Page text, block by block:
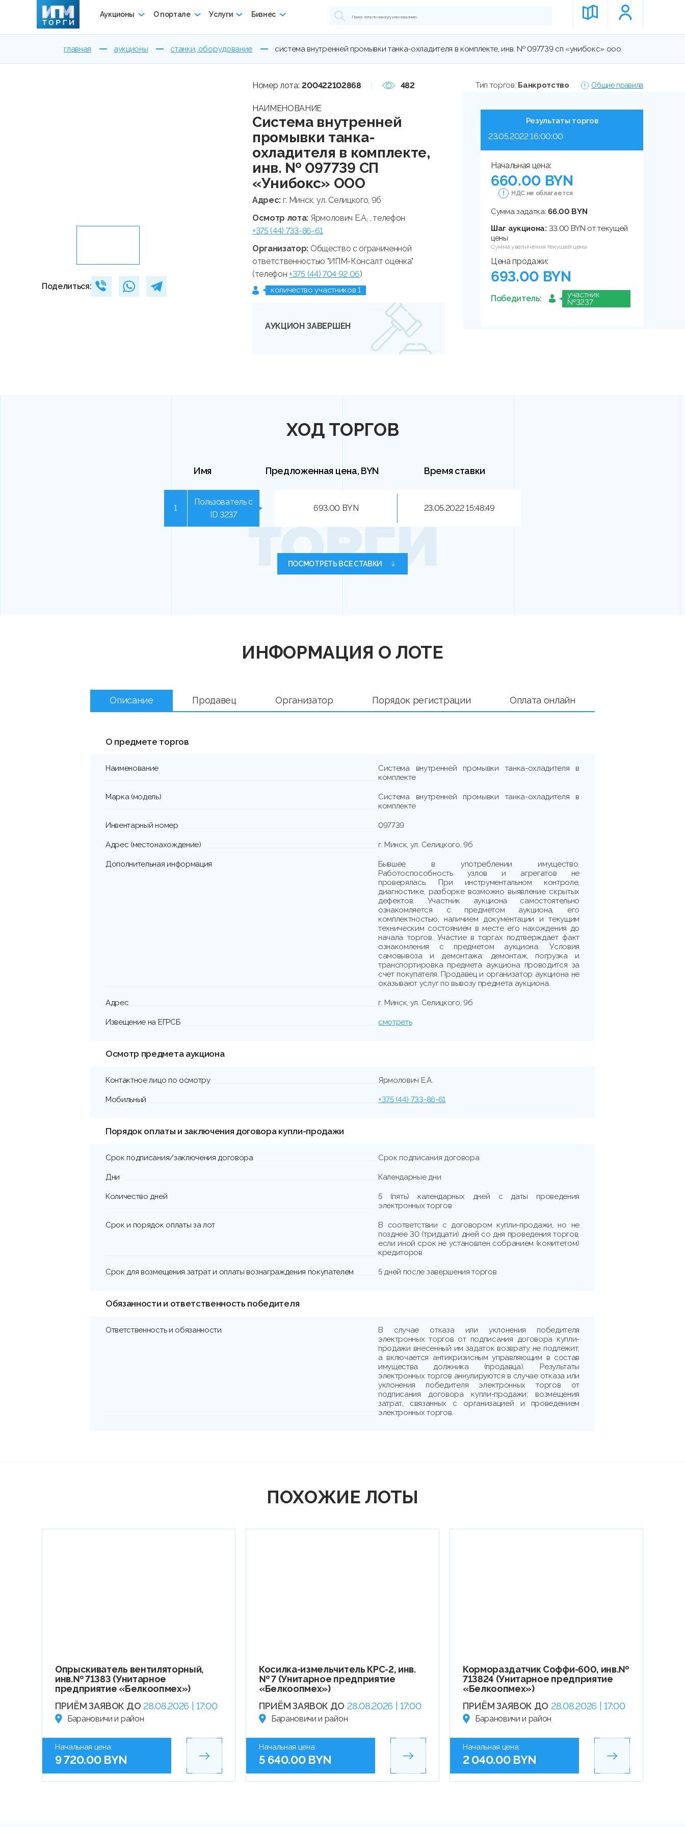
Аукционы О портале Услуги Бизнес
главная аукционы станки, оборудование система внутренней промывки танка-охладителя в комплекте, инв. № 097739 сп «унибокс» ооо
Поделиться:
Номер лота: 200422102868 482
НАИМЕНОВАНИЕ
Система внутренней
промывки танка-
охладителя в комплекте,
инв. № 097739 СП
«Унибокс» ООО
Адрес: г. Минск, ул. Селицкого, 9б
Осмотр лота: Ярмолович Е.А. , телефон
+375 (44) 733-86-61
Организатор: Общество с ограниченной
ответственностью "ИПМ-Консалт оценка"
(телефон+375 (44) 704 92 06)
количество участников 1
АУКЦИОН ЗАВЕРШЕН
Тип торгов: Банкротство Общие правила
Результаты торгов
23.05.2022 16:00:00
Начальная цена:
660.00 BYN
НДС не облагается
Сумма задатка:66.00 BYN
Шаг аукциона: 33.00 BYN от текущей
цены
Сумма увеличения текущей цены
Цена продажи:
693.00 BYN
Победитель:
участник
№3237
ХОД ТОРГОВ
Имя Предложенная цена, BYN Время ставки
1
Пользователь с
ID 3237
693.00 BYN 23.05.2022 15:48:49
ПОСМОТРЕТЬ ВСЕ СТАВКИ
ИНФОРМАЦИЯ О ЛОТЕ
Описание Продавец Организатор Порядок регистрации Оплата онлайн
О предмете торгов
Наименование
Система внутренней промывки танка-охладителя в
комплекте
Марка (модель)
Система внутренней промывки танка-охладителя в
комплекте
Инвентарный номер 097739
Адрес (местонахождение) г. Минск, ул. Селицкого, 9б
Дополнительная информация
Бывшее в употреблении имущество.
Работоспособность узлов и агрегатов не
проверялась. При инструментальном контроле,
диагностике, разборке возможно выявление скрытых
дефектов. Участник аукциона самостоятельно
ознакомляется с предметом аукциона, его
комплектностью, наличием документации и текущим
техническим состоянием в месте его нахождения до
начала торгов. Участие в торгах подтверждает факт
ознакомления с предметом аукциона. Условия
самовывоза и демонтажа: демонтаж, погрузка и
транспортировка предмета аукциона проводится за
счет покупателя. Продавец и организатор аукциона не
оказывают услуг по вывозу предмета аукциона.
Адрес г. Минск, ул. Селицкого, 9б
Извещение на ЕГРСБ смотреть
Осмотр предмета аукциона
Контактное лицо по осмотру Ярмолович Е.А.
Мобильный +375 (44) 733-86-61
Порядок оплаты и заключения договора купли-продажи
Срок подписания/заключения договора Срок подписания договора
Дни Календарные дни
Количество дней
5 (пять) календарных дней с даты проведения
электронных торгов
Срок и порядок оплаты за лот
В соответствии с договором купли-продажи, но не
позднее 30 (тридцати) дней со дня проведения торгов,
если иной срок не установлен собранием (комитетом)
кредиторов
Срок для возмещения затрат и оплаты вознаграждения покупателем 5 дней после завершения торгов
Обязанности и ответственность победителя
Ответственность и обязанности
В случае отказа или уклонения победителя
электронных торгов от подписания договора купли-
продажи внесенный им задаток возврату не подлежит,
а включается антикризисным управляющим в состав
имущества должника (продавца). Результаты
электронных торгов аннулируются в случае отказа или
уклонения победителя электронных торгов от
подписания договора купли-продажи; возмещения
затрат, связанных с организацией и проведением
электронных торгов.
ПОХОЖИЕ ЛОТЫ
Опрыскиватель вентиляторный,
инв.№ 71383 (Унитарное
предприятие «Белкоопмех»)
ПРИЁМ ЗАЯВОК ДО 28.08.2026 | 17:00
Барановичи и район
Начальная цена:
9 720.00 BYN
Косилка-измельчитель КРС-2, инв.
№ 7 (Унитарное предприятие
«Белкоопмех»)
ПРИЁМ ЗАЯВОК ДО 28.08.2026 | 17:00
Барановичи и район
Начальная цена:
5 640.00 BYN
Кормораздатчик Соффи-600, инв.№
713824 (Унитарное предприятие
«Белкоопмех»)
ПРИЁМ ЗАЯВОК ДО 28.08.2026 | 17:00
Барановичи и район
Начальная цена:
2 040.00 BYN